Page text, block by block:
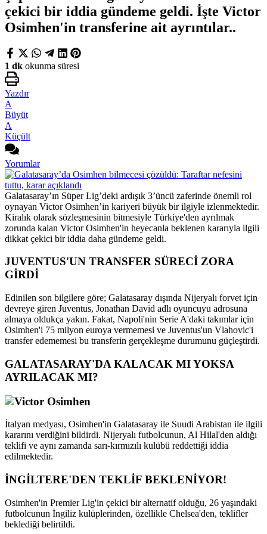
çekici bir iddia gündeme geldi. İşte Victor
Osimhen'in transferine ait ayrıntılar..
1 dk okunma süresi
Yazdır
A
Büyüt
A
Küçült
Yorumlar
Galatasaray’ın Süper Lig’deki ardışık 3’üncü zaferinde önemli rol
oynayan Victor Osimhen’in kariyeri büyük bir ilgiyle izlenmektedir.
Kiralık olarak sözleşmesinin bitmesiyle Türkiye'den ayrılmak
zorunda kalan Victor Osimhen'in heyecanla beklenen kararıyla ilgili
dikkat çekici bir iddia daha gündeme geldi.
JUVENTUS'UN TRANSFER SÜRECİ ZORA
GİRDİ
Edinilen son bilgilere göre; Galatasaray dışında Nijeryalı forvet için
devreye giren Juventus, Jonathan David adlı oyuncuyu adrosuna
almaya oldukça yakın. Fakat, Napoli'nin Serie A'daki takımlar için
Osimhen'i 75 milyon euroya vermemesi ve Juventus'un Vlahovic'i
transfer edememesi bu transferin gerçekleşme durumunu güçleştirdi.
GALATASARAY'DA KALACAK MI YOKSA
AYRILACAK MI?
İtalyan medyası, Osimhen'in Galatasaray ile Suudi Arabistan ile ilgili
kararını verdiğini bildirdi. Nijeryalı futbolcunun, Al Hilal'den aldığı
teklifi ve aynı zamanda sarı-kırmızılı kulübü reddettiği iddia
edilmektedir.
İNGİLTERE'DEN TEKLİF BEKLENİYOR!
Osimhen'in Premier Lig'in çekici bir alternatif olduğu, 26 yaşındaki
futbolcunun İngiliz kulüplerinden, özellikle Chelsea'den, teklifler
beklediği belirtildi.